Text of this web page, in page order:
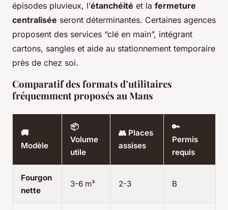
épisodes pluvieux, l’étanchéité et la fermeture
centralisée seront déterminantes. Certaines agences
proposent des services “clé en main”, intégrant
cartons, sangles et aide au stationnement temporaire
près de chez soi.
Comparatif des formats d’utilitaires
fréquemment proposés au Mans
🚚
Modèle
📦
Volume
utile
👥 Places
assises
🔑
Permis
requis
Fourgon
nette
3-6 m³ 2-3 B